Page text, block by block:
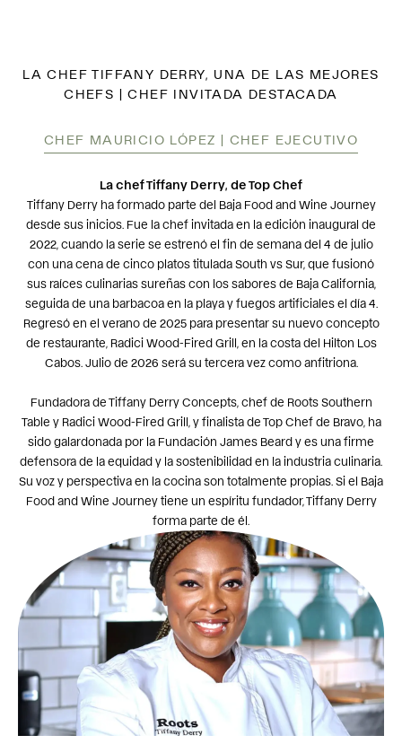
LA CHEF TIFFANY DERRY, UNA DE LAS MEJORES
CHEFS | CHEF INVITADA DESTACADA
CHEF MAURICIO LÓPEZ | CHEF EJECUTIVO
La chef Tiffany Derry, de Top Chef
Tiffany Derry ha formado parte del Baja Food and Wine Journey
desde sus inicios. Fue la chef invitada en la edición inaugural de
2022, cuando la serie se estrenó el fin de semana del 4 de julio
con una cena de cinco platos titulada South vs Sur, que fusionó
sus raíces culinarias sureñas con los sabores de Baja California,
seguida de una barbacoa en la playa y fuegos artificiales el día 4.
Regresó en el verano de 2025 para presentar su nuevo concepto
de restaurante, Radici Wood-Fired Grill, en la costa del Hilton Los
Cabos. Julio de 2026 será su tercera vez como anfitriona.
Fundadora de Tiffany Derry Concepts, chef de Roots Southern
Table y Radici Wood-Fired Grill, y finalista de Top Chef de Bravo, ha
sido galardonada por la Fundación James Beard y es una firme
defensora de la equidad y la sostenibilidad en la industria culinaria.
Su voz y perspectiva en la cocina son totalmente propias. Si el Baja
Food and Wine Journey tiene un espíritu fundador, Tiffany Derry
forma parte de él.